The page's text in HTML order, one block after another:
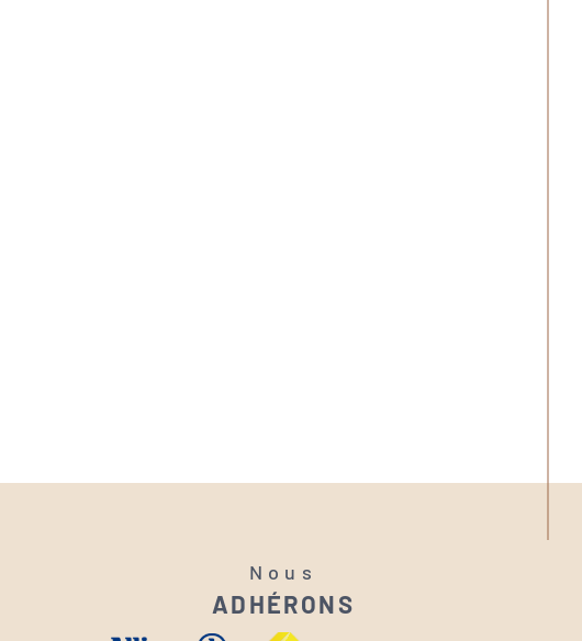
Nous
ADHÉRONS